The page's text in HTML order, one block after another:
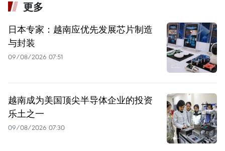
更多
日本专家：越南应优先发展芯片制造
与封装
09/08/2026 07:51
越南成为美国顶尖半导体企业的投资
乐土之一
09/08/2026 07:30